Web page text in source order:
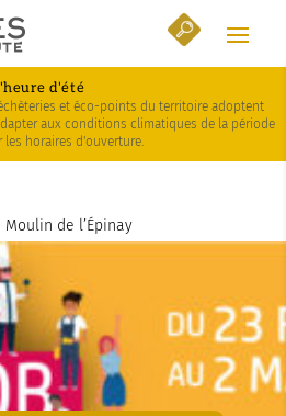
d'été
et éco-points du territoire adoptent
aux conditions climatiques de la période
horaires d'ouverture.
Moulin de l’Épinay